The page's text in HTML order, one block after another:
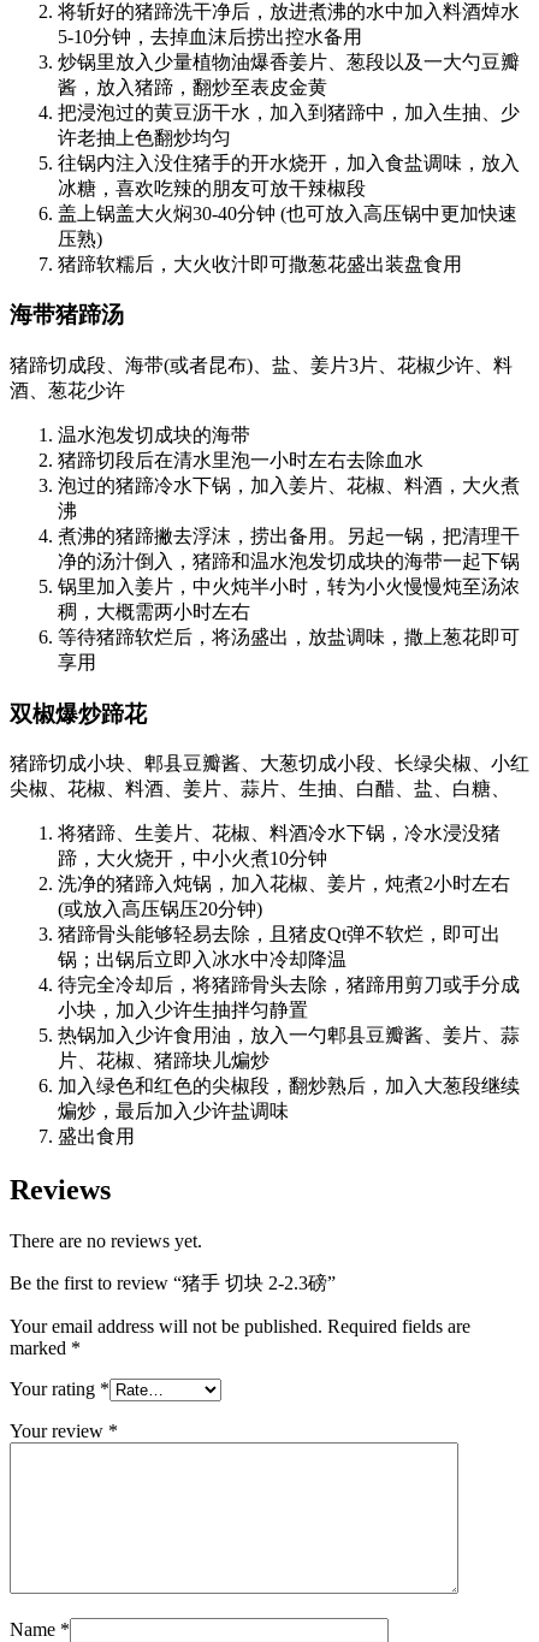
将斩好的猪蹄洗干净后，放进煮沸的水中加入料酒焯水
5-10分钟，去掉血沫后捞出控水备用
炒锅里放入少量植物油爆香姜片、葱段以及一大勺豆瓣
酱，放入猪蹄，翻炒至表皮金黄
把浸泡过的黄豆沥干水，加入到猪蹄中，加入生抽、少
许老抽上色翻炒均匀
往锅内注入没住猪手的开水烧开，加入食盐调味，放入
冰糖，喜欢吃辣的朋友可放干辣椒段
盖上锅盖大火焖30-40分钟 (也可放入高压锅中更加快速
压熟)
猪蹄软糯后，大火收汁即可撒葱花盛出装盘食用
海带猪蹄汤
猪蹄切成段、海带(或者昆布)、盐、姜片3片、花椒少许、料
酒、葱花少许
温水泡发切成块的海带
猪蹄切段后在清水里泡一小时左右去除血水
泡过的猪蹄冷水下锅，加入姜片、花椒、料酒，大火煮
沸
煮沸的猪蹄撇去浮沫，捞出备用。另起一锅，把清理干
净的汤汁倒入，猪蹄和温水泡发切成块的海带一起下锅
锅里加入姜片，中火炖半小时，转为小火慢慢炖至汤浓
稠，大概需两小时左右
等待猪蹄软烂后，将汤盛出，放盐调味，撒上葱花即可
享用
双椒爆炒蹄花
猪蹄切成小块、郫县豆瓣酱、大葱切成小段、长绿尖椒、小红
尖椒、花椒、料酒、姜片、蒜片、生抽、白醋、盐、白糖、
将猪蹄、生姜片、花椒、料酒冷水下锅，冷水浸没猪
蹄，大火烧开，中小火煮10分钟
洗净的猪蹄入炖锅，加入花椒、姜片，炖煮2小时左右
(或放入高压锅压20分钟)
猪蹄骨头能够轻易去除，且猪皮Qt弹不软烂，即可出
锅；出锅后立即入冰水中冷却降温
待完全冷却后，将猪蹄骨头去除，猪蹄用剪刀或手分成
小块，加入少许生抽拌匀静置
热锅加入少许食用油，放入一勺郫县豆瓣酱、姜片、蒜
片、花椒、猪蹄块儿煸炒
加入绿色和红色的尖椒段，翻炒熟后，加入大葱段继续
煸炒，最后加入少许盐调味
盛出食用
Reviews
There are no reviews yet.
Be the first to review “猪手 切块 2-2.3磅”
Your email address will not be published. Required fields are
marked *
Your rating *
Your review *
Name *